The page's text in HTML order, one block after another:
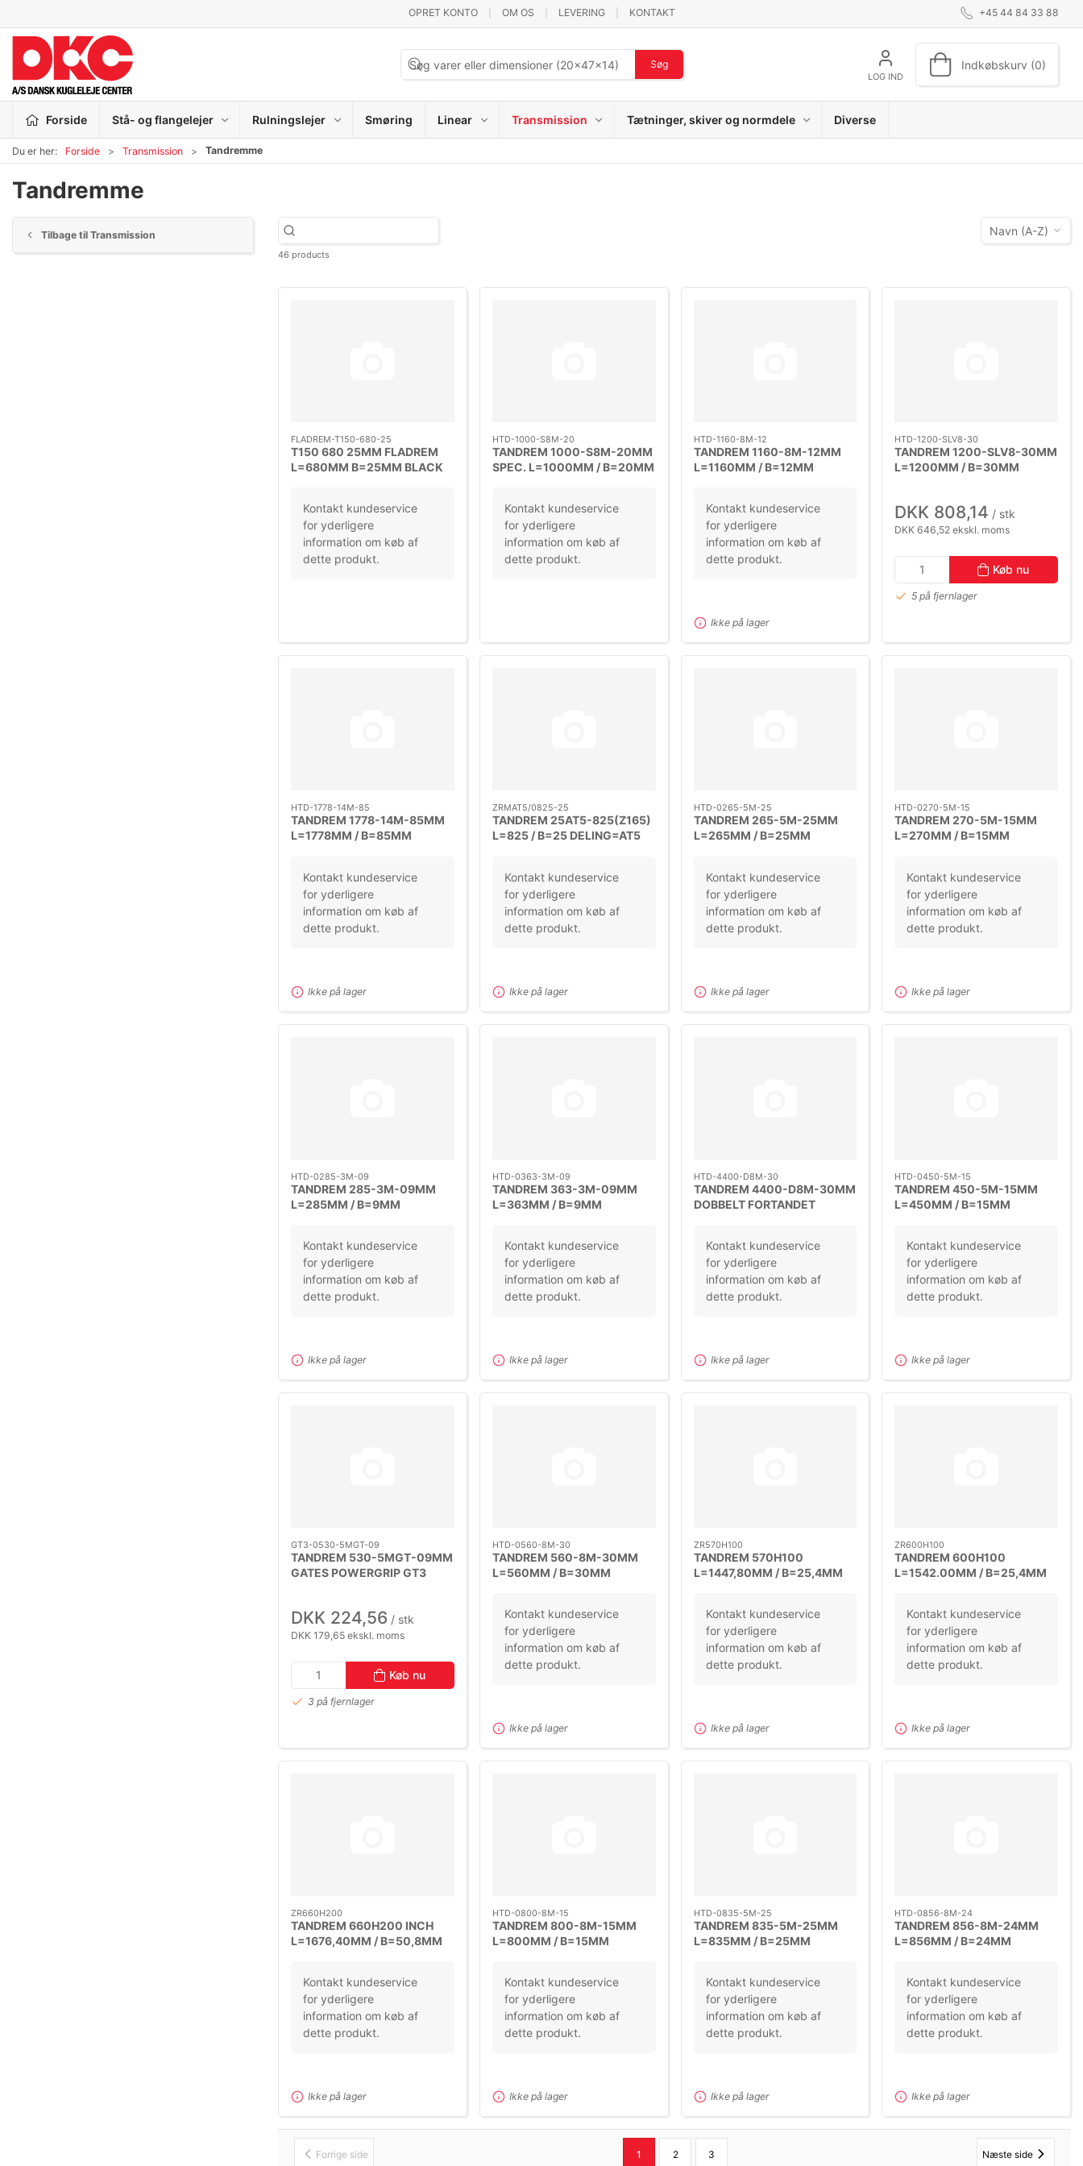
OPRET KONTO OM OS LEVERING KONTAKT +45 44 84 33 88
Søg
LOG IND
Indkøbskurv (0)
Forside Stå- og flangelejer Rulningslejer Smøring Linear Transmission Tætninger, skiver og normdele Diverse
Du er her: Forside Transmission Tandremme
Tandremme
Tilbage til Transmission Navn (A-Z)
46 products
FLADREM-T150-680-25
T150 680 25MM FLADREM
L=680MM B=25MM BLACK
Kontakt kundeservice
for yderligere
information om køb af
dette produkt.
HTD-1000-S8M-20
TANDREM 1000-S8M-20MM
SPEC. L=1000MM / B=20MM
Kontakt kundeservice
for yderligere
information om køb af
dette produkt.
HTD-1160-8M-12
TANDREM 1160-8M-12MM
L=1160MM / B=12MM
Kontakt kundeservice
for yderligere
information om køb af
dette produkt.
Ikke på lager
HTD-1200-SLV8-30
TANDREM 1200-SLV8-30MM
L=1200MM / B=30MM
DKK 808,14 / stk
DKK 646,52 ekskl. moms
Køb nu
5 på fjernlager
HTD-1778-14M-85
TANDREM 1778-14M-85MM
L=1778MM / B=85MM
Kontakt kundeservice
for yderligere
information om køb af
dette produkt.
Ikke på lager
ZRMAT5/0825-25
TANDREM 25AT5-825(Z165)
L=825 / B=25 DELING=AT5
Kontakt kundeservice
for yderligere
information om køb af
dette produkt.
Ikke på lager
HTD-0265-5M-25
TANDREM 265-5M-25MM
L=265MM / B=25MM
Kontakt kundeservice
for yderligere
information om køb af
dette produkt.
Ikke på lager
HTD-0270-5M-15
TANDREM 270-5M-15MM
L=270MM / B=15MM
Kontakt kundeservice
for yderligere
information om køb af
dette produkt.
Ikke på lager
HTD-0285-3M-09
TANDREM 285-3M-09MM
L=285MM / B=9MM
Kontakt kundeservice
for yderligere
information om køb af
dette produkt.
Ikke på lager
HTD-0363-3M-09
TANDREM 363-3M-09MM
L=363MM / B=9MM
Kontakt kundeservice
for yderligere
information om køb af
dette produkt.
Ikke på lager
HTD-4400-D8M-30
TANDREM 4400-D8M-30MM
DOBBELT FORTANDET
Kontakt kundeservice
for yderligere
information om køb af
dette produkt.
Ikke på lager
HTD-0450-5M-15
TANDREM 450-5M-15MM
L=450MM / B=15MM
Kontakt kundeservice
for yderligere
information om køb af
dette produkt.
Ikke på lager
GT3-0530-5MGT-09
TANDREM 530-5MGT-09MM
GATES POWERGRIP GT3
DKK 224,56 / stk
DKK 179,65 ekskl. moms
Køb nu
3 på fjernlager
HTD-0560-8M-30
TANDREM 560-8M-30MM
L=560MM / B=30MM
Kontakt kundeservice
for yderligere
information om køb af
dette produkt.
Ikke på lager
ZR570H100
TANDREM 570H100
L=1447,80MM / B=25,4MM
Kontakt kundeservice
for yderligere
information om køb af
dette produkt.
Ikke på lager
ZR600H100
TANDREM 600H100
L=1542.00MM / B=25,4MM
Kontakt kundeservice
for yderligere
information om køb af
dette produkt.
Ikke på lager
ZR660H200
TANDREM 660H200 INCH
L=1676,40MM / B=50,8MM
Kontakt kundeservice
for yderligere
information om køb af
dette produkt.
Ikke på lager
HTD-0800-8M-15
TANDREM 800-8M-15MM
L=800MM / B=15MM
Kontakt kundeservice
for yderligere
information om køb af
dette produkt.
Ikke på lager
HTD-0835-5M-25
TANDREM 835-5M-25MM
L=835MM / B=25MM
Kontakt kundeservice
for yderligere
information om køb af
dette produkt.
Ikke på lager
HTD-0856-8M-24
TANDREM 856-8M-24MM
L=856MM / B=24MM
Kontakt kundeservice
for yderligere
information om køb af
dette produkt.
Ikke på lager
Forrige side 1 2 3 Næste side